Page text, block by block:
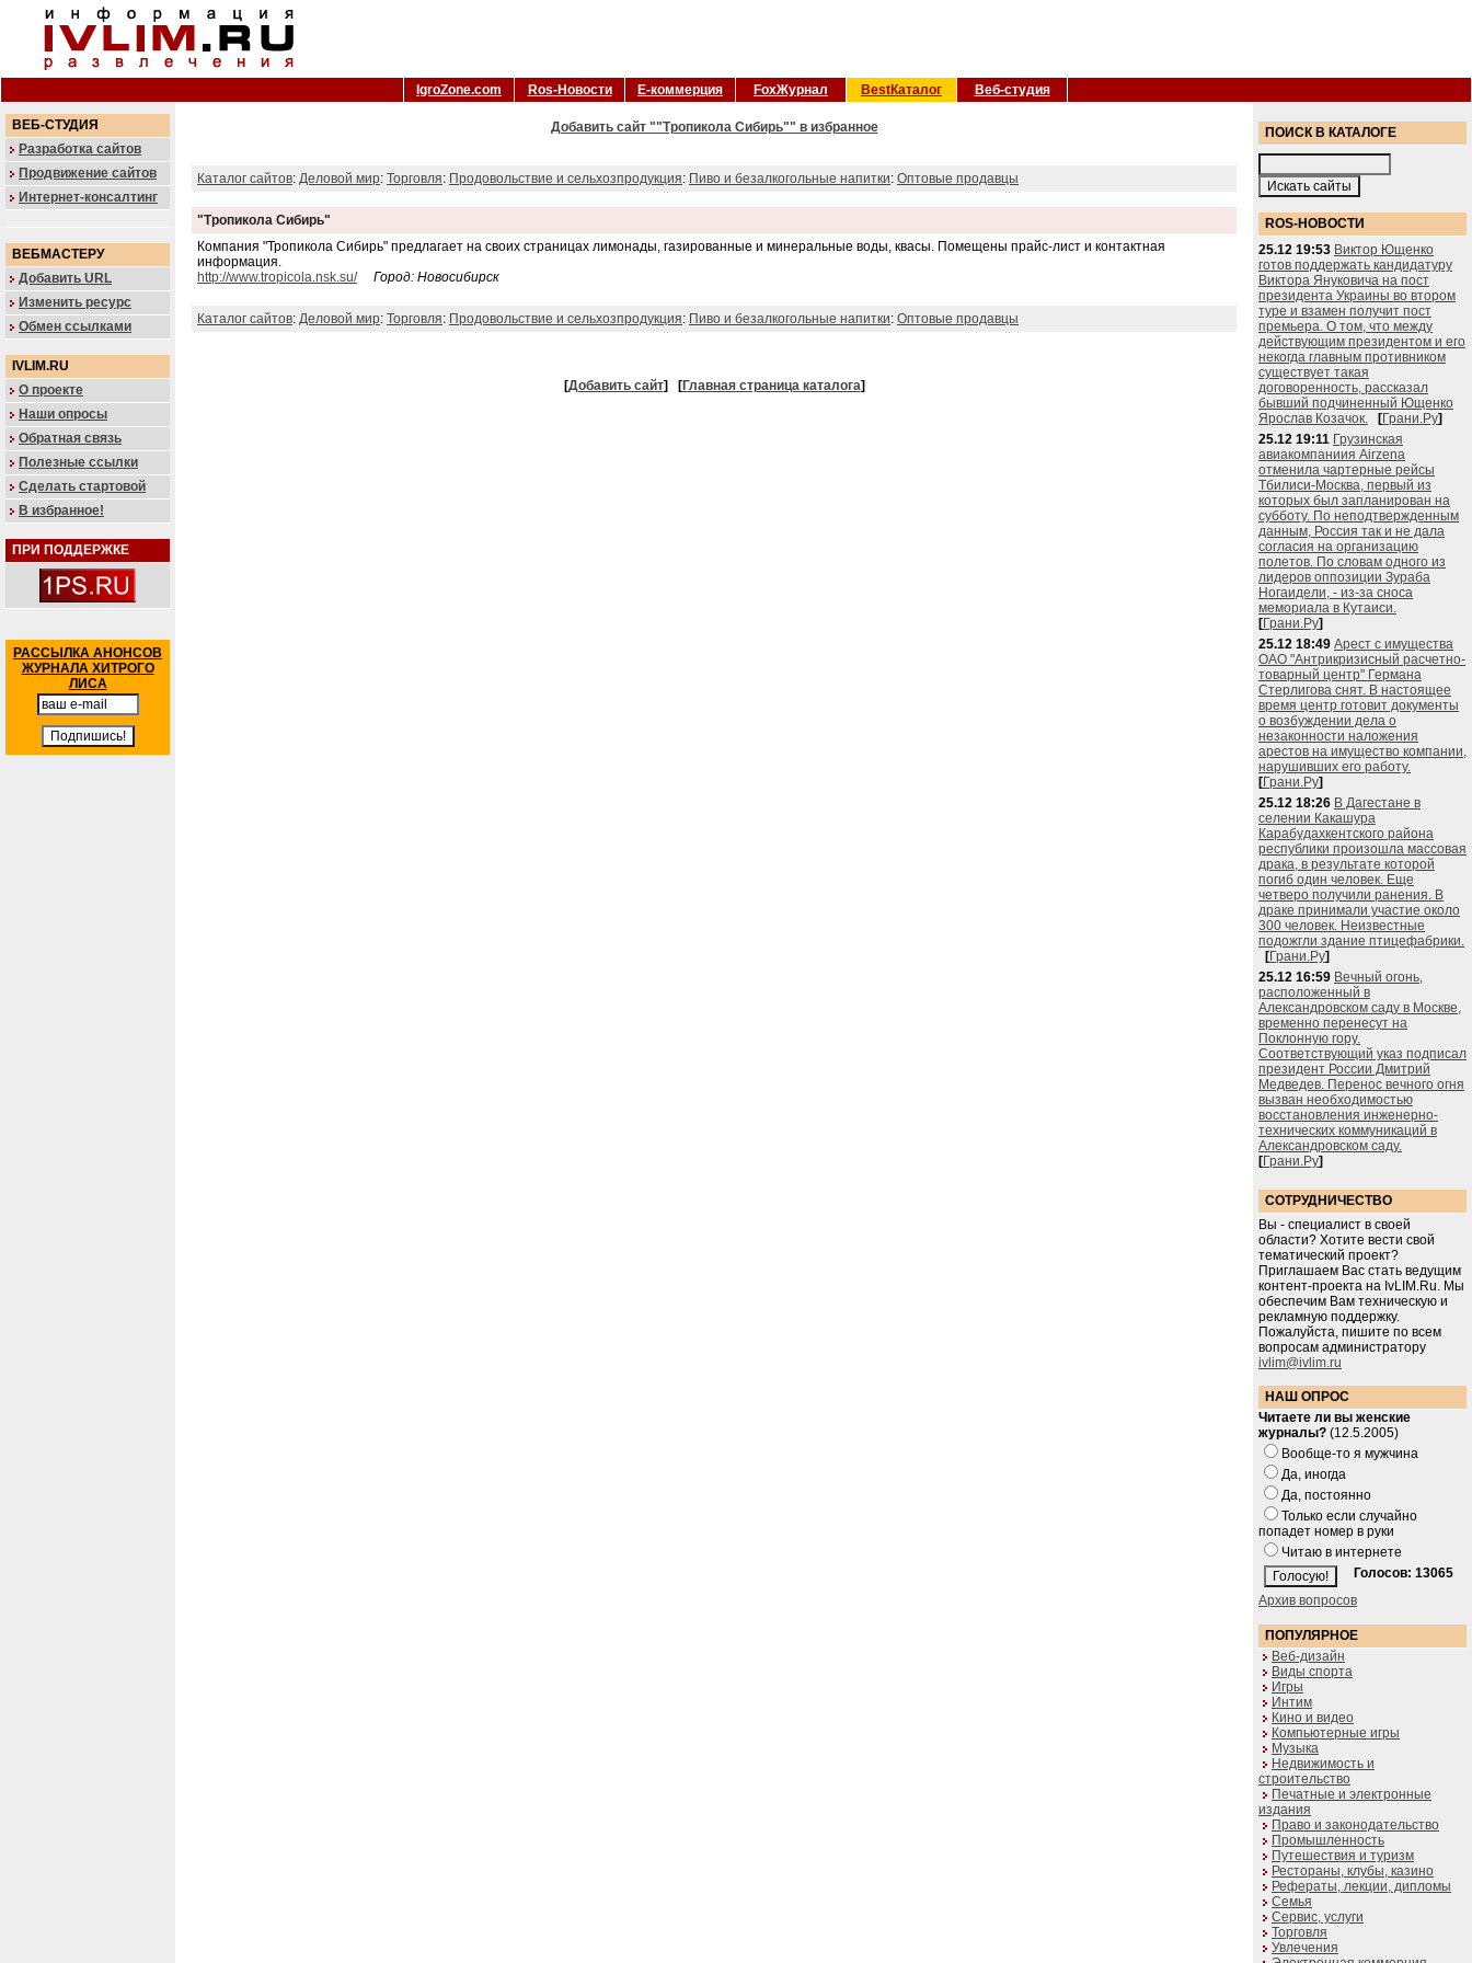
IgroZone.com Ros-Новости Е-коммерция FoxЖурнал BestКаталог Веб-студия
ВЕБ-СТУДИЯ
Разработка сайтов
Продвижение сайтов
Интернет-консалтинг
ВЕБМАСТЕРУ
Добавить URL
Изменить ресурс
Обмен ссылками
IVLIM.RU
О проекте
Наши опросы
Обратная связь
Полезные ссылки
Сделать стартовой
В избранное!
ПРИ ПОДДЕРЖКЕ
РАССЫЛКА АНОНСОВ
ЖУРНАЛА ХИТРОГО
ЛИСА
Добавить сайт ""Тропикола Сибирь"" в избранное
Каталог сайтов: Деловой мир: Торговля: Продовольствие и сельхозпродукция: Пиво и безалкогольные напитки: Оптовые продавцы
"Тропикола Сибирь"
Компания "Тропикола Сибирь" предлагает на своих страницах лимонады, газированные и минеральные воды, квасы. Помещены прайс-лист и контактная
информация.
http://www.tropicola.nsk.su/
Город: Новосибирск
Каталог сайтов: Деловой мир: Торговля: Продовольствие и сельхозпродукция: Пиво и безалкогольные напитки: Оптовые продавцы
[Добавить сайт] [Главная страница каталога]
ПОИСК В КАТАЛОГЕ
ROS-НОВОСТИ
25.12 19:53 Виктор Ющенко
готов поддержать кандидатуру
Виктора Януковича на пост
президента Украины во втором
туре и взамен получит пост
премьера. О том, что между
действующим президентом и его
некогда главным противником
существует такая
договоренность, рассказал
бывший подчиненный Ющенко
Ярослав Козачок.
[Грани.Ру]
25.12 19:11 Грузинская
авиакомпаниия Airzena
отменила чартерные рейсы
Тбилиси-Москва, первый из
которых был запланирован на
субботу. По неподтвержденным
данным, Россия так и не дала
согласия на организацию
полетов. По словам одного из
лидеров оппозиции Зураба
Ногаидели, - из-за сноса
мемориала в Кутаиси.
[Грани.Ру]
25.12 18:49 Арест с имущества
ОАО "Антрикризисный расчетно-
товарный центр" Германа
Стерлигова снят. В настоящее
время центр готовит документы
о возбуждении дела о
незаконности наложения
арестов на имущество компании,
нарушивших его работу.
[Грани.Ру]
25.12 18:26 В Дагестане в
селении Какашура
Карабудахкентского района
республики произошла массовая
драка, в результате которой
погиб один человек. Еще
четверо получили ранения. В
драке принимали участие около
300 человек. Неизвестные
подожгли здание птицефабрики.
[Грани.Ру]
25.12 16:59 Вечный огонь,
расположенный в
Александровском саду в Москве,
временно перенесут на
Поклонную гору.
Соответствующий указ подписал
президент России Дмитрий
Медведев. Перенос вечного огня
вызван необходимостью
восстановления инженерно-
технических коммуникаций в
Александровском саду.
[Грани.Ру]
СОТРУДНИЧЕСТВО
Вы - специалист в своей
области? Хотите вести свой
тематический проект?
Приглашаем Вас стать ведущим
контент-проекта на IvLIM.Ru. Мы
обеспечим Вам техническую и
рекламную поддержку.
Пожалуйста, пишите по всем
вопросам администратору
ivlim@ivlim.ru
НАШ ОПРОС
Читаете ли вы женские
журналы? (12.5.2005)
Вообще-то я мужчина
Да, иногда
Да, постоянно
Только если случайно
попадет номер в руки
Читаю в интернете
Голосов: 13065
Архив вопросов
ПОПУЛЯРНОЕ
Веб-дизайн
Виды спорта
Игры
Интим
Кино и видео
Компьютерные игры
Музыка
Недвижимость и
строительство
Печатные и электронные
издания
Право и законодательство
Промышленность
Путешествия и туризм
Рестораны, клубы, казино
Рефераты, лекции, дипломы
Семья
Сервис, услуги
Торговля
Увлечения